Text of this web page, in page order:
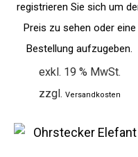
registrieren Sie sich um
Preis zu sehen oder eine
Bestellung aufzugeben.
exkl. 19 % MwSt.
zzgl. Versandkosten